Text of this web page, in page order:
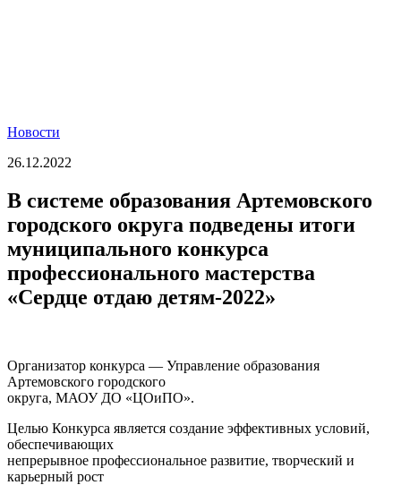
Новости
26.12.2022
В системе образования Артемовского
городского округа подведены итоги
муниципального конкурса
профессионального мастерства
«Сердце отдаю детям-2022»
Организатор конкурса — Управление образования
Артемовского городского
округа, МАОУ ДО «ЦОиПО».
Целью Конкурса является создание эффективных условий,
обеспечивающих
непрерывное профессиональное развитие, творческий и
карьерный рост